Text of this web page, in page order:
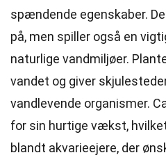
spændende egenskaber.
på, men spiller også en
naturlige vandmiljøer.
vandet og giver
vandlevende organismer.
for sin hurtige vækst,
blandt akvarieejere, der